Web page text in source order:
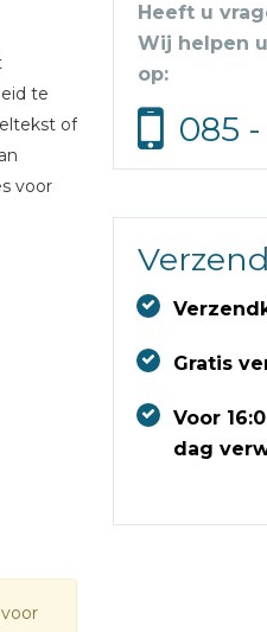
te
of
voor
om
alle
Heeft u
Wij helpen
op:
085
Gratis
Voor
dag